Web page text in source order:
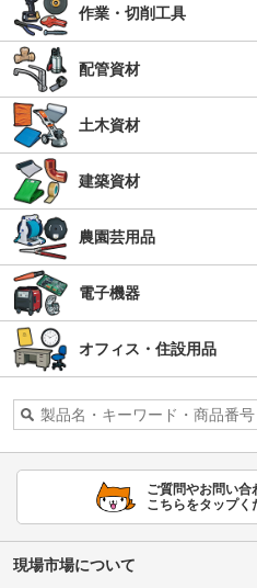
作業・切削工具
配管資材
土木資材
建築資材
農園芸用品
電子機器
オフィス・住設用品
ご質問やお問い合
こちらをタップく
現場市場について